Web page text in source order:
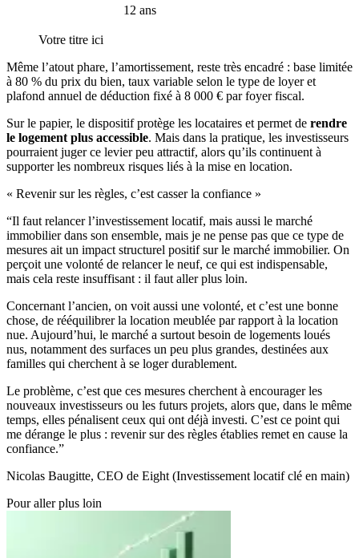
12 ans
Votre titre ici
Même l’atout phare, l’amortissement, reste très encadré : base limitée
à 80 % du prix du bien, taux variable selon le type de loyer et
plafond annuel de déduction fixé à 8 000 € par foyer fiscal.
Sur le papier, le dispositif protège les locataires et permet de rendre
le logement plus accessible. Mais dans la pratique, les investisseurs
pourraient juger ce levier peu attractif, alors qu’ils continuent à
supporter les nombreux risques liés à la mise en location.
« Revenir sur les règles, c’est casser la confiance »
“Il faut relancer l’investissement locatif, mais aussi le marché
immobilier dans son ensemble, mais je ne pense pas que ce type de
mesures ait un impact structurel positif sur le marché immobilier. On
perçoit une volonté de relancer le neuf, ce qui est indispensable,
mais cela reste insuffisant : il faut aller plus loin.
Concernant l’ancien, on voit aussi une volonté, et c’est une bonne
chose, de rééquilibrer la location meublée par rapport à la location
nue. Aujourd’hui, le marché a surtout besoin de logements loués
nus, notamment des surfaces un peu plus grandes, destinées aux
familles qui cherchent à se loger durablement.
Le problème, c’est que ces mesures cherchent à encourager les
nouveaux investisseurs ou les futurs projets, alors que, dans le même
temps, elles pénalisent ceux qui ont déjà investi. C’est ce point qui
me dérange le plus : revenir sur des règles établies remet en cause la
confiance.”
Nicolas Baugitte, CEO de Eight (Investissement locatif clé en main)
Pour aller plus loin